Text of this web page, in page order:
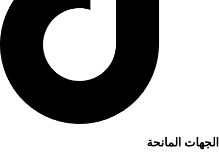
الجهات المانحة